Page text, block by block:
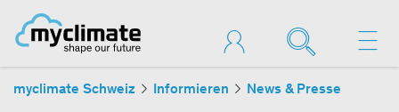
myclimate Schweiz Informieren News & Presse